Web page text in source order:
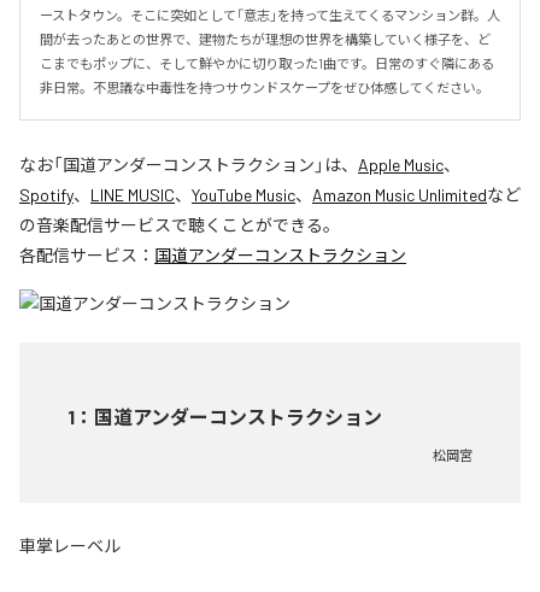
ーストタウン。そこに突如として「意志」を持って生えてくるマンション群。人
間が去ったあとの世界で、建物たちが理想の世界を構築していく様子を、ど
こまでもポップに、そして鮮やかに切り取った1曲です。日常のすぐ隣にある
非日常。不思議な中毒性を持つサウンドスケープをぜひ体感してください。
なお「国道アンダーコンストラクション 」は、 Apple Music、
Spotify、 LINE MUSIC、 YouTube Music、 Amazon Music Unlimitedなど
の音楽配信サービスで聴くことができる。
各配信サービス： 国道アンダーコンストラクション
1 ： 国道アンダーコンストラクション
松岡宮
車掌レーベル